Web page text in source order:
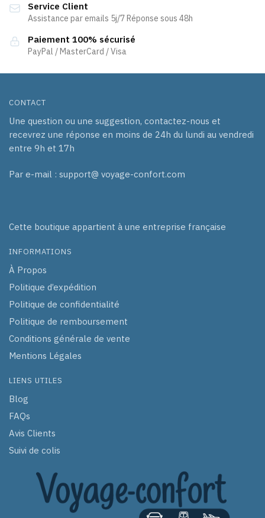
Service Client
Assistance par emails 5j/7 Réponse sous 48h
Paiement 100% sécurisé
PayPal / MasterCard / Visa
CONTACT
Une question ou une suggestion, contactez-nous et
recevrez une réponse en moins de 24h du lundi au vendredi
entre 9h et 17h
Par e-mail : support@ voyage-confort.com
Cette boutique appartient à une entreprise française
INFORMATIONS
À Propos
Politique d’expédition
Politique de confidentialité
Politique de remboursement
Conditions générale de vente
Mentions Légales
LIENS UTILES
Blog
FAQs
Avis Clients
Suivi de colis